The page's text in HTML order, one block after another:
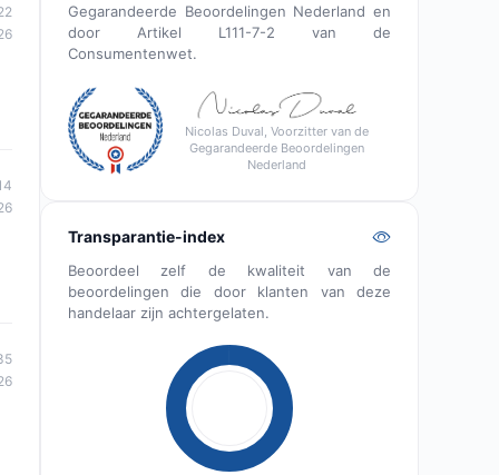
Gegarandeerde Beoordelingen Nederland en
door Artikel L111-7-2 van de
Consumentenwet.
Nicolas Duval, Voorzitter van de
Gegarandeerde Beoordelingen
Nederland
Transparantie-index
Beoordeel zelf de kwaliteit van de
beoordelingen die door klanten van deze
handelaar zijn achtergelaten.